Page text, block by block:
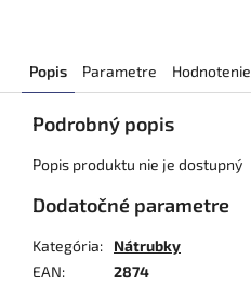
Popis Parametre Hodnotenie
Podrobný popis
Popis produktu nie je dostupný
Dodatočné parametre
Kategória:
Nátrubky
EAN: 2874